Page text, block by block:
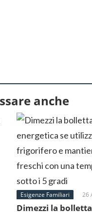
anche
Esigenze Familiari 26
Dimezzi la bolletta